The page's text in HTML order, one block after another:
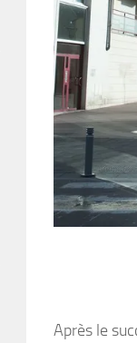
Après le